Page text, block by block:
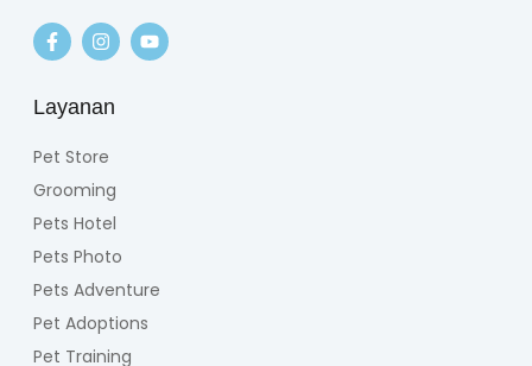
Layanan
Pet Store
Grooming
Pets Hotel
Pets Photo
Pets Adventure
Pet Adoptions
Pet Training